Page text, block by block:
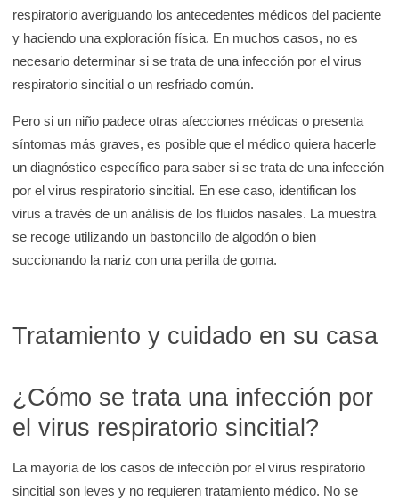
respiratorio averiguando los antecedentes médicos del paciente
y haciendo una exploración física. En muchos casos, no es
necesario determinar si se trata de una infección por el virus
respiratorio sincitial o un resfriado común.
Pero si un niño padece otras afecciones médicas o presenta
síntomas más graves, es posible que el médico quiera hacerle
un diagnóstico específico para saber si se trata de una infección
por el virus respiratorio sincitial. En ese caso, identifican los
virus a través de un análisis de los fluidos nasales. La muestra
se recoge utilizando un bastoncillo de algodón o bien
succionando la nariz con una perilla de goma.
Tratamiento y cuidado en su casa
¿Cómo se trata una infección por
el virus respiratorio sincitial?
La mayoría de los casos de infección por el virus respiratorio
sincitial son leves y no requieren tratamiento médico. No se